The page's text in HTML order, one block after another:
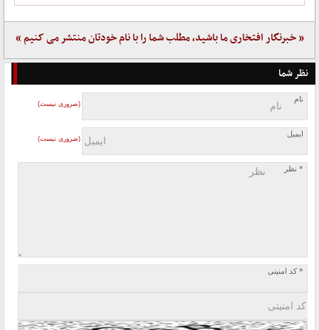
« خبرنگار افتخاری ما باشید، مطلب شما را با نام خودتان منتشر می کنیم »
نظر شما
نام
(ضروری نیست)
ایمیل
(ضروری نیست)
* نظر
* کد امنیتی